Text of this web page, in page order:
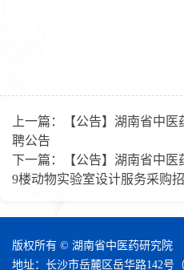
上一篇：
【公告】湖南省中
聘公告
下一篇：
【公告】湖南省中
9楼动物实验室设计服务采购
版权所有 © 湖南省中医药研究院
地址：长沙市岳麓区岳华路142号